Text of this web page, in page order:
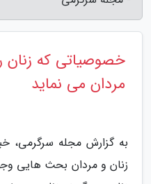
خصوصیاتی که زنان
مردان می نماید
به گزارش مجله سرگرمی،
زنان و مردان بحث هایی